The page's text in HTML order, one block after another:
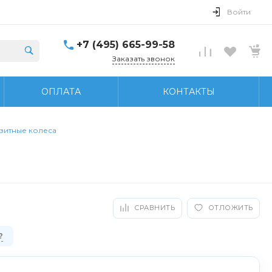
Войти
+7 (495) 665-99-58
Заказать звонок
ОПЛАТА КОНТАКТЫ
колеса
СРАВНИТЬ ОТЛОЖИТЬ